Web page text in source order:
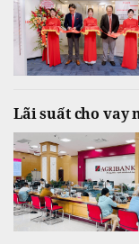
Lãi suất cho vay